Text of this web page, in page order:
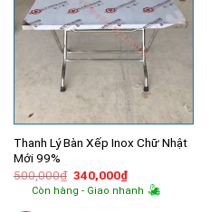
Thanh Lý Bàn Xếp Inox Chữ Nhật
Mới 99%
500,000₫ Giá
gốc
là:
340,000₫Giá
hiện
tại
Còn hàng - Giao nhanh